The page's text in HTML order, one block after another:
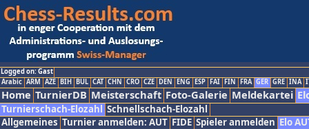
Logged on: Gast
Arabic ARM AZE BIH BUL CAT CHN CRO CZE DEN ENG ESP FAI FIN FRA GER GRE INA
Home TurnierDB Meisterschaft Foto-Galerie Meldekartei
Turnierschach-Elozahl Schnellschach-Elozahl
Allgemeines Turnier anmelden: AUT FIDE Spieler anmelden Elo